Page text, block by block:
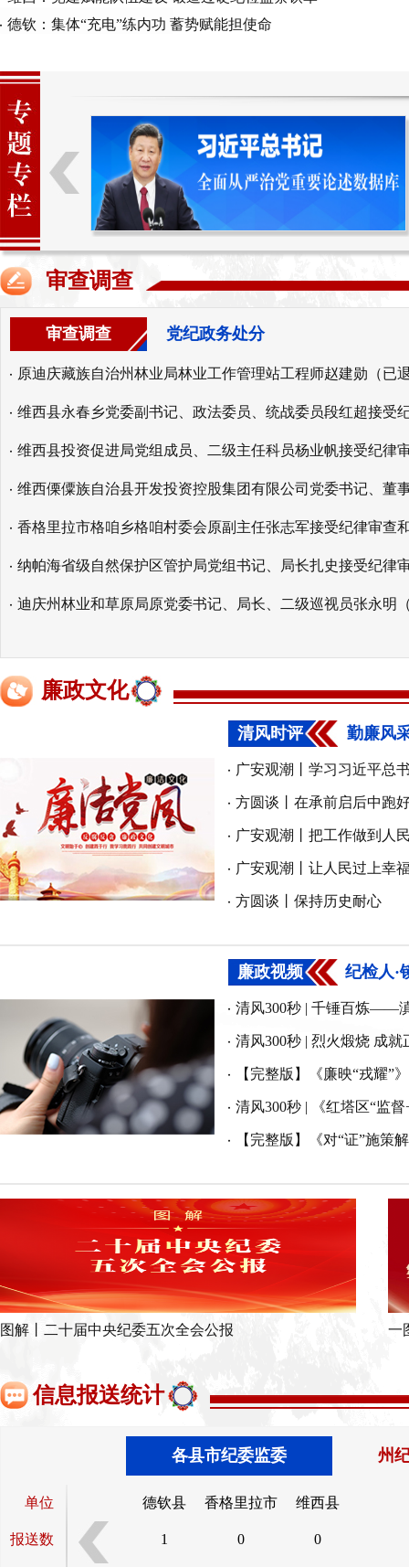
德钦：集体“充电”练内功 蓄势赋能担使命
审查调查
审查调查 党纪政务处分
维西县永春乡党委副书记、政法委员、统战委员段红超接受
维西县投资促进局党组成员、二级主任科员杨业帆接受纪律
香格里拉市格咱乡格咱村委会原副主任张志军接受纪律审查
纳帕海省级自然保护区管护局党组书记、局长扎史接受纪律
廉政文化
清风时评 勤廉风
方圆谈丨在承前启后中跑
广安观潮丨把工作做到人
广安观潮丨让人民过上幸
方圆谈丨保持历史耐心
廉政视频 纪检人·
清风300秒 | 千锤百炼——
【完整版】《廉映“戎耀”》
【完整版】《对“证”施策
图解丨二十届中央纪委五次全会公报
信息报送统计
各县市纪委监委 州
单位
报送数
德钦县
1
香格里拉市
0
维西县
0